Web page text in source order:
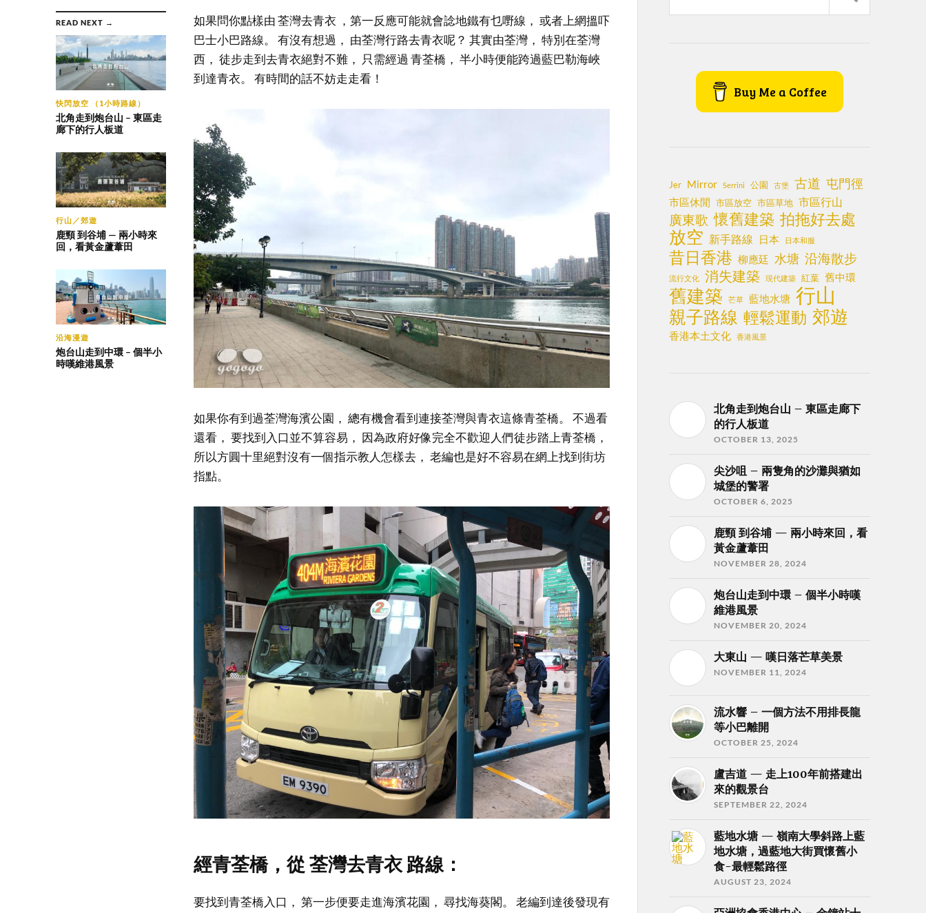
READ NEXT →
快閃放空 （1小時路線）
北角走到炮台山 – 東區走
廊下的行人板道
行山／郊遊
鹿頸 到谷埔 — 兩小時來
回，看黃金蘆葦田
沿海漫遊
炮台山走到中環 – 個半小
時嘆維港風景
如果問你點樣由 荃灣去青衣 ，第一反應可能就會諗地鐵有乜嘢線， 或者上網搵吓
巴士小巴路線。 有沒有想過， 由荃灣行路去青衣呢？ 其實由荃灣， 特別在荃灣
西， 徒步走到去青衣絕對不難， 只需經過 青荃橋， 半小時便能跨過藍巴勒海峽
到達青衣。 有時間的話不妨走走看！
如果你有到過荃灣海濱公園， 總有機會看到連接荃灣與青衣這條青荃橋。 不過看
還看， 要找到入口並不算容易， 因為政府好像完全不歡迎人們徒步踏上青荃橋，
所以方圓十里絕對沒有一個指示教人怎樣去， 老編也是好不容易在網上找到街坊
指點。
經青荃橋，從 荃灣去青衣 路線：
要找到青荃橋入口， 第一步便要走進海濱花園， 尋找海葵閣。 老編到達後發現有
Buy Me a Coffee
Jer Mirror Serrini 公園 古堡 古道 屯門徑
市區休閒 市區放空 市區草地 市區行山
廣東歌 懷舊建築 拍拖好去處
放空 新手路線 日本 日本和服
昔日香港 柳應廷 水塘 沿海散步
流行文化 消失建築 現代建築 紅葉 舊中環
舊建築 芒草 藍地水塘 行山
親子路線 輕鬆運動 郊遊
香港本土文化 香港風景
北角走到炮台山 – 東區走廊下
的行人板道
OCTOBER 13, 2025
尖沙咀 – 兩隻角的沙灘與猶如
城堡的警署
OCTOBER 6, 2025
鹿頸 到谷埔 — 兩小時來回，看
黃金蘆葦田
NOVEMBER 28, 2024
炮台山走到中環 – 個半小時嘆
維港風景
NOVEMBER 20, 2024
大東山 — 嘆日落芒草美景
NOVEMBER 11, 2024
流水響 – 一個方法不用排長龍
等小巴離開
OCTOBER 25, 2024
盧吉道 — 走上100年前搭建出
來的觀景台
SEPTEMBER 22, 2024
藍地水塘 — 嶺南大學斜路上藍
地水塘，過藍地大街買懷舊小
食-最輕鬆路徑
AUGUST 23, 2024